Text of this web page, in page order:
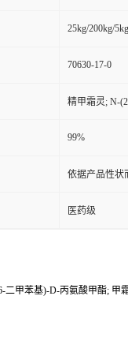
25kg/200kg/
70630-17-0
精甲霜灵; N-
99%
依据产品性状
医药级
二甲苯基)-D-丙氨酸甲酯; 甲